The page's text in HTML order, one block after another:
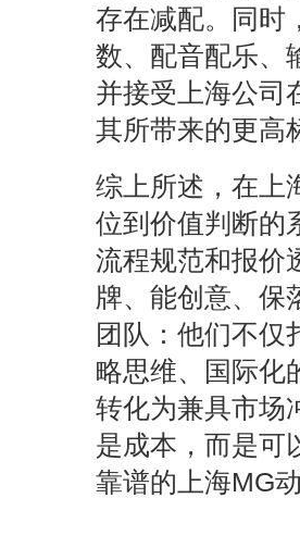
存在减配。同时
数、配音配乐、
并接受上海公司
其所带来的更高
综上所述，在上
位到价值判断的
流程规范和报价
牌、能创意、保
团队：他们不仅
略思维、国际化
转化为兼具市场
是成本，而是可
靠谱的上海MG